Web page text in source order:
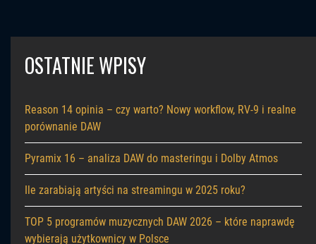
OSTATNIE WPISY
Reason 14 opinia – czy warto? Nowy workflow, RV-9 i realne
porównanie DAW
Pyramix 16 – analiza DAW do masteringu i Dolby Atmos
Ile zarabiają artyści na streamingu w 2025 roku?
TOP 5 programów muzycznych DAW 2026 – które naprawdę
wybierają użytkownicy w Polsce